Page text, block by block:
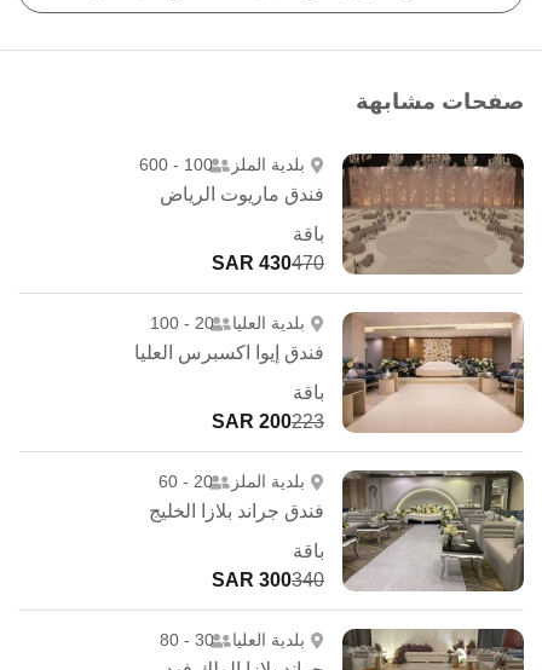
صفحات مشابهة
بلدية الملز 100 - 600
فندق ماريوت الرياض
باقة
470
430 SAR
بلدية العليا 20 - 100
فندق إيوا اكسبرس العليا
باقة
223
200 SAR
بلدية الملز 20 - 60
فندق جراند بلازا الخليج
باقة
340
300 SAR
بلدية العليا 30 - 80